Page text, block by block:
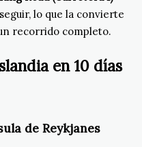
lo que la convierte
recorrido completo.
en 10 días
de Reykjanes